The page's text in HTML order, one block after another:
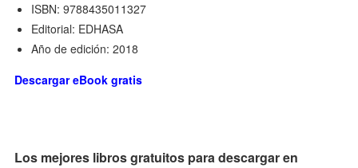
ISBN: 9788435011327
Editorial: EDHASA
Año de edición: 2018
Descargar eBook gratis
Los mejores libros gratuitos para descargar en